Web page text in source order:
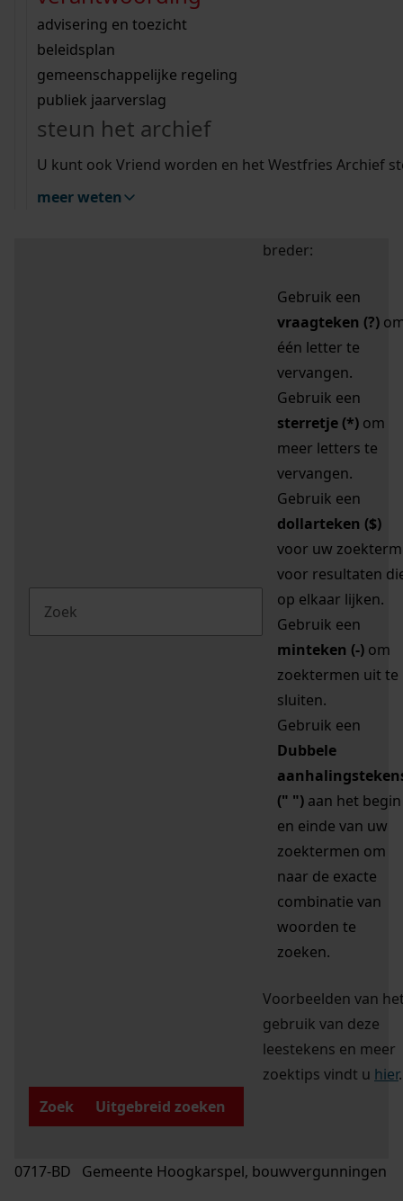
bouwvergunningen
omgevingsvergunningen
vergunningen
beeld en geluid
uitleg nodig?
Wij helpen u op weg met een aantal zoektips.
bekijk alle zoektips
Wij helpen u op weg met een aantal zoektips.
bekijk alle zoektips
bekijk ons geschiedenislokaal
advisering en toezicht
beleidsplan
gemeenschappelijke regeling
publiek jaarverslag
steun het archief
U kunt ook Vriend worden en het Westfries Archief
meer weten
zoektips
Mijn Studiezaal (inloggen)
uw zoekopdracht te
breder:
Gebruik een
vraagteken (?)
één letter te
vervangen.
Gebruik een
sterretje (*) om
meer letters te
vervangen.
Gebruik een
dollarteken ($)
voor uw zoekterm
voor resultaten
op elkaar lijken.
Gebruik een
minteken (-) om
zoektermen uit te
sluiten.
Gebruik een
Dubbele
(" ") aan het begin
en einde van uw
zoektermen om
naar de exacte
combinatie van
woorden te
zoeken.
Voorbeelden van
gebruik van deze
leestekens en meer
zoektips vindt u hier.
Zoek
Uitgebreid zoeken
0717-BD Gemeente Hoogkarspel, bouwvergunningen